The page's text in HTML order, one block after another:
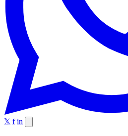
𝕏 f in